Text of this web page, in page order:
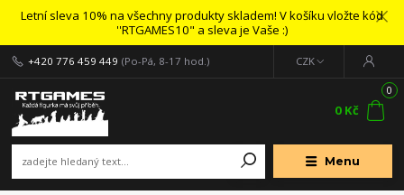
Letní sleva 10% na všechny produkty skladem! V košíku vložte kód
''RTGAMES10" a sleva je Vaše :)
Menu
CZK
+420 776 459 449 (Po-Pá, 8-17 hod.)
0
0 Kč